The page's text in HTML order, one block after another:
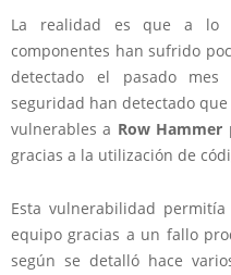
La realidad es que a lo
componentes han sufrido
detectado el pasado
seguridad han detectado
vulnerables a Row Hammer
gracias a la utilización de
Esta vulnerabilidad
equipo gracias a un fallo
según se detalló hace